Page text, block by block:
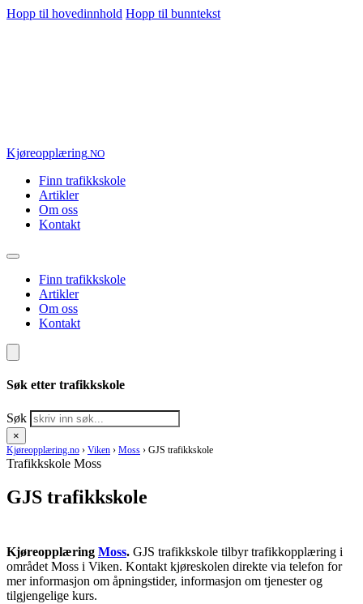
Hopp til hovedinnhold Hopp til bunntekst
Kjøreopplæring.NO
Finn trafikkskole
Artikler
Om oss
Kontakt
Finn trafikkskole
Artikler
Om oss
Kontakt
Søk etter trafikkskole
Søk
×
Kjøreopplæring.no › Viken › Moss › GJS trafikkskole
Trafikkskole Moss
GJS trafikkskole
Kjøreopplæring Moss. GJS trafikkskole tilbyr trafikkopplæring i
området Moss i Viken. Kontakt kjøreskolen direkte via telefon for
mer informasjon om åpningstider, informasjon om tjenester og
tilgjengelige kurs.